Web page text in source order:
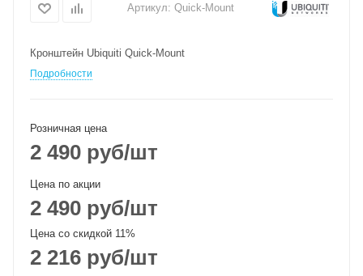
Артикул: Quick-Mount
Кронштейн Ubiquiti Quick-Mount
Подробности
Розничная цена
2 490 руб/шт
Цена по акции
2 490 руб/шт
Цена со скидкой 11%
2 216 руб/шт